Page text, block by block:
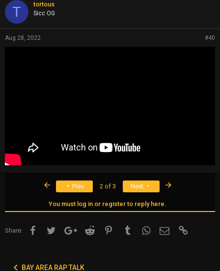
T tortous
Sicc OG
Aug 28, 2022 #40
Prev 2 of 3 Next
You must log in or register to reply here.
Share: FacebookTwitter Google+Reddit Pinterest TumblrWhatsApp
Email
BAY AREA RAP TALK